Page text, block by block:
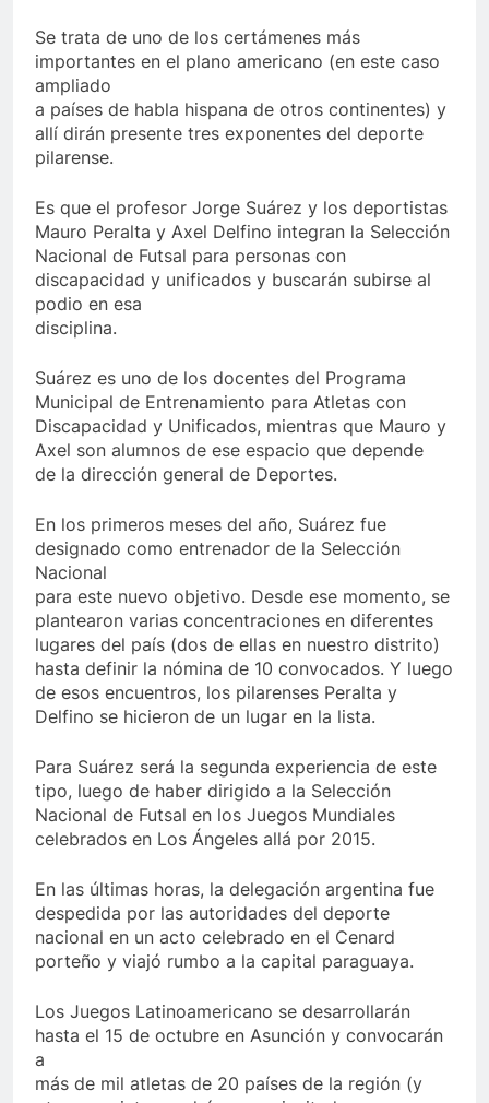
Se trata de uno de los certámenes más
importantes en el plano americano (en este caso
ampliado
a países de habla hispana de otros continentes) y
allí dirán presente tres exponentes del deporte
pilarense.
Es que el profesor Jorge Suárez y los deportistas
Mauro Peralta y Axel Delfino integran la Selección
Nacional de Futsal para personas con
discapacidad y unificados y buscarán subirse al
podio en esa
disciplina.
Suárez es uno de los docentes del Programa
Municipal de Entrenamiento para Atletas con
Discapacidad y Unificados, mientras que Mauro y
Axel son alumnos de ese espacio que depende
de la dirección general de Deportes.
En los primeros meses del año, Suárez fue
designado como entrenador de la Selección
Nacional
para este nuevo objetivo. Desde ese momento, se
plantearon varias concentraciones en diferentes
lugares del país (dos de ellas en nuestro distrito)
hasta definir la nómina de 10 convocados. Y luego
de esos encuentros, los pilarenses Peralta y
Delfino se hicieron de un lugar en la lista.
Para Suárez será la segunda experiencia de este
tipo, luego de haber dirigido a la Selección
Nacional de Futsal en los Juegos Mundiales
celebrados en Los Ángeles allá por 2015.
En las últimas horas, la delegación argentina fue
despedida por las autoridades del deporte
nacional en un acto celebrado en el Cenard
porteño y viajó rumbo a la capital paraguaya.
Los Juegos Latinoamericano se desarrollarán
hasta el 15 de octubre en Asunción y convocarán
a
más de mil atletas de 20 países de la región (y